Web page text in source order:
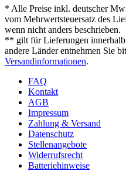
* Alle Preise inkl. deutscher
vom Mehrwertsteuersatz des
wenn nicht anders beschrieben.
** gilt für Lieferungen
andere Länder entnehmen Sie
Versandinformationen.
FAQ
Kontakt
AGB
Impressum
Zahlung & Versand
Datenschutz
Stellenangebote
Widerrufsrecht
Batteriehinweise